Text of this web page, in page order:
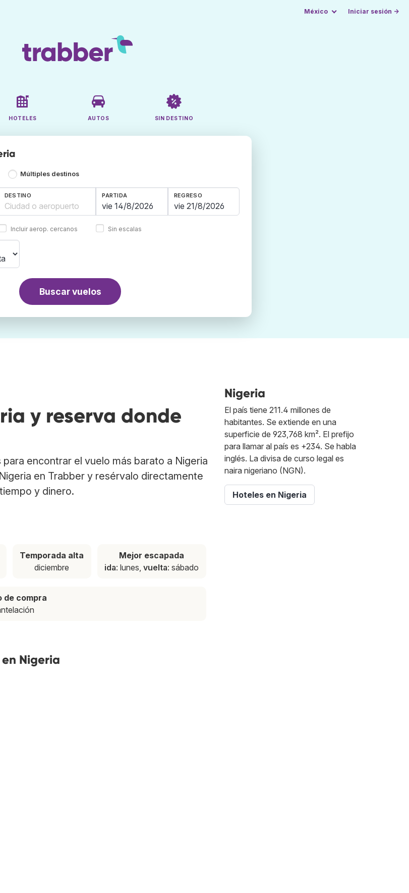
México Iniciar sesión →
HOTELES AUTOS SIN DESTINO
Múltiples destinos
DESTINO
Incluir aerop. cercanos
PARTIDA REGRESO
Sin escalas
Buscar vuelos
y reserva donde
encontrar el vuelo más barato a Nigeria
en Trabber y resérvalo directamente
y dinero.
Temporada alta
diciembre
Mejor escapada
ida: lunes,vuelta: sábado
de compra
Nigeria
Nigeria
El país tiene 211.4 millones de
habitantes. Se extiende en una
superficie de 923,768 km². El prefijo
para llamar al país es +234. Se habla
inglés. La divisa de curso legal es
naira nigeriano (NGN).
Hoteles en Nigeria